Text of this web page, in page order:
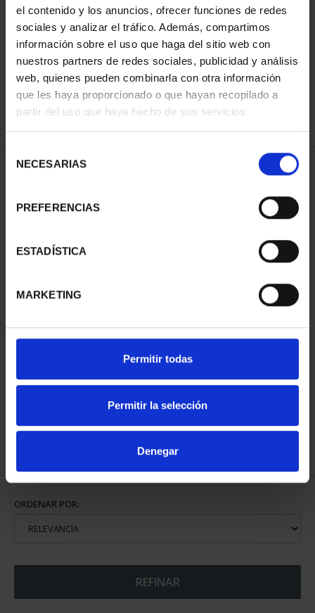
el contenido y los anuncios, ofrecer funciones de redes
sociales y analizar el tráfico. Además, compartimos
información sobre el uso que haga del sitio web con
nuestros partners de redes sociales, publicidad y análisis
web, quienes pueden combinarla con otra información
que les haya proporcionado o que hayan recopilado a
partir del uso que haya hecho de sus servicios.
NECESARIAS
PREFERENCIAS
ESTADÍSTICA
MARKETING
Permitir todas
Permitir la selección
Denegar
ORDENAR POR:
REFINAR
1 Productos encontrados
CIUDADES PATRIMONIO
73,00 €
ORDENAR POR:
REFINAR